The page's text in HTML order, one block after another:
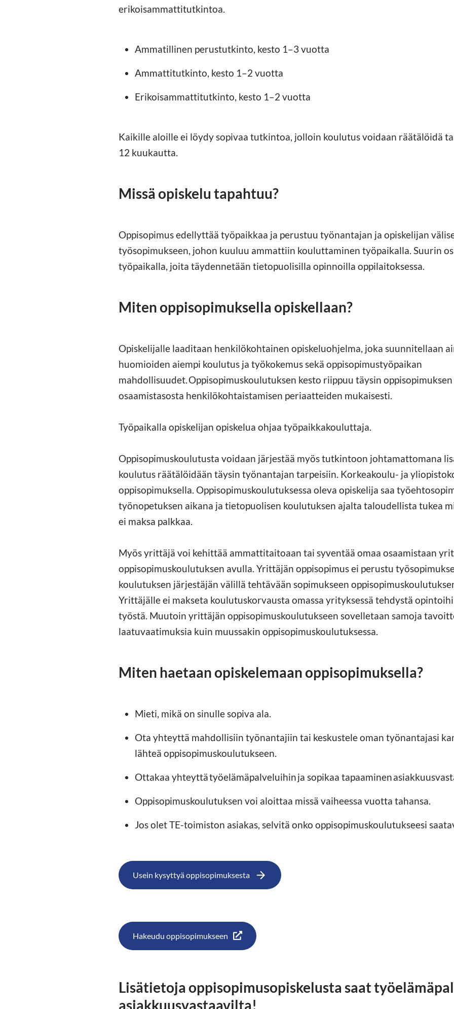
erikoisammattitutkintoa.
Ammatillinen perustutkinto, kesto 1–3 vuotta
Ammattitutkinto, kesto 1–2 vuotta
Erikoisammattitutkinto, kesto 1–2 vuotta
Kaikille aloille ei löydy sopivaa tutkintoa, jolloin koulutus voidaan räätälöidä
12 kuukautta.
Missä opiskelu tapahtuu?
Oppisopimus edellyttää työpaikkaa ja perustuu työnantajan ja opiskelijan
työsopimukseen, johon kuuluu ammattiin kouluttaminen työpaikalla. Suurin
työpaikalla, joita täydennetään tietopuolisilla opinnoilla oppilaitoksessa.
Miten oppisopimuksella opiskellaan?
Opiskelijalle laaditaan henkilökohtainen opiskeluohjelma, joka suunnitellaan
huomioiden aiempi koulutus ja työkokemus sekä oppisopimustyöpaikan
mahdollisuudet. Oppisopimuskoulutuksen kesto riippuu täysin
osaamistasosta henkilökohtaistamisen periaatteiden mukaisesti.
Työpaikalla opiskelijan opiskelua ohjaa työpaikkakouluttaja.
Oppisopimuskoulutusta voidaan järjestää myös tutkintoon johtamattomana
koulutus räätälöidään täysin työnantajan tarpeisiin. Korkeakoulu- ja
oppisopimuksella. Oppisopimuskoulutuksessa oleva opiskelija saa
työnopetuksen aikana ja tietopuolisen koulutuksen ajalta taloudellista tukea
ei maksa palkkaa.
Myös yrittäjä voi kehittää ammattitaitoaan tai syventää omaa osaamistaan
oppisopimuskoulutuksen avulla. Yrittäjän oppisopimus ei perustu
koulutuksen järjestäjän välillä tehtävään sopimukseen
Yrittäjälle ei makseta koulutuskorvausta omassa yrityksessä tehdystä
työstä. Muutoin yrittäjän oppisopimuskoulutukseen sovelletaan samoja
laatuvaatimuksia kuin muussakin oppisopimuskoulutuksessa.
Miten haetaan opiskelemaan oppisopimuksella?
Mieti, mikä on sinulle sopiva ala.
Ota yhteyttä mahdollisiin työnantajiin tai keskustele oman työnantajasi
lähteä oppisopimuskoulutukseen.
Ottakaa yhteyttä työelämäpalveluihin ja sopikaa tapaaminen
Oppisopimuskoulutuksen voi aloittaa missä vaiheessa vuotta tahansa.
Jos olet TE-toimiston asiakas, selvitä onko oppisopimuskoulutukseesi
Usein kysyttyä oppisopimuksesta
Hakeudu oppisopimukseen
Lisätietoja oppisopimusopiskelusta saat
asiakkuusvastaavilta!